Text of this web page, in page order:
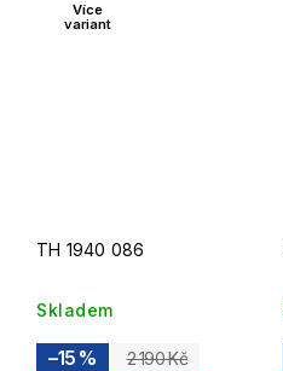
Více
variant
TH 1940 086
Skladem
2 190 Kč
–15 %